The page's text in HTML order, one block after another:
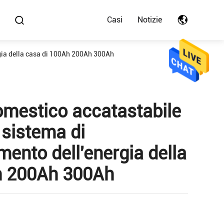
Casi Notizie
della casa di 100Ah 200Ah 300Ah
accatastabile
di
dell'energia della
300Ah